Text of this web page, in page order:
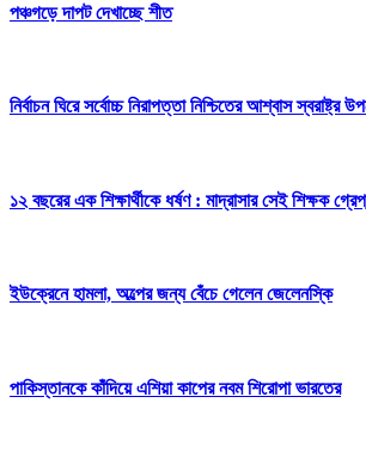
পঞ্চগড়ে দাপট দেখাচ্ছে শীত
নির্বাচন ঘিরে সর্বোচ্চ নিরাপত্তা নিশ্চিতের আশ্বাস স্বরাষ্ট্র
১২ বছরের এক শিক্ষার্থীকে ধর্ষণ : মাদ্রাসার সেই শিক্ষক
ইউক্রেনে হামলা, অল্পের জন্য বেঁচে গেলেন জেলেনস্কি
পাকিস্তানকে কাঁদিয়ে এশিয়া কাপের নবম শিরোপা ভারতের